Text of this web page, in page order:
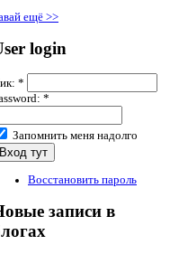
ещё >>
login
*
*
Запомнить меня надолго
Восстановить пароль
записи в